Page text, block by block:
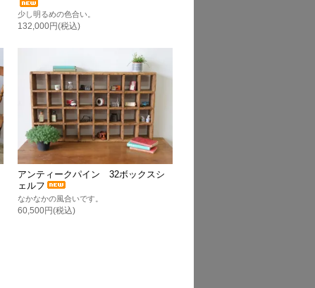
少し明るめの色合い。
132,000円(税込)
アンティークパイン 32ボックスシ
ェルフ
なかなかの風合いです。
60,500円(税込)